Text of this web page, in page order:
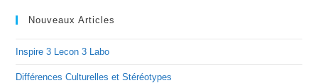
Nouveaux Articles
Inspire 3 Lecon 3 Labo
Différences Culturelles et Stéréotypes